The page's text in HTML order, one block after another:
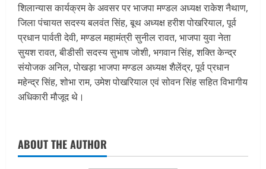
शिलान्यास कार्यक्रम के अवसर पर भाजपा मण्डल अध्यक्ष राकेश नैथाण,
जिला पंचायत सदस्य बलवंत सिंह, बूथ अध्यक्ष हरीश पोखरियाल, पूर्व
प्रधान पार्वती देवी, मण्डल महाम‌ंत्री सुनील रावत, भाजपा युवा नेता
सुयश रावत, बीडीसी सदस्य सुभाष जोशी, भगवान सिंह, शक्ति केन्द्र
संयोजक अनिल, पोखड़ा भाजपा मण्डल अध्यक्ष शैलेंद्र, पूर्व प्रधान
महेन्द्र सिंह, शोभा राम, उमेश पोखरियाल एवं सोवन सिंह सहित विभागीय
अधिकारी मौजूद थे।
ABOUT THE AUTHOR